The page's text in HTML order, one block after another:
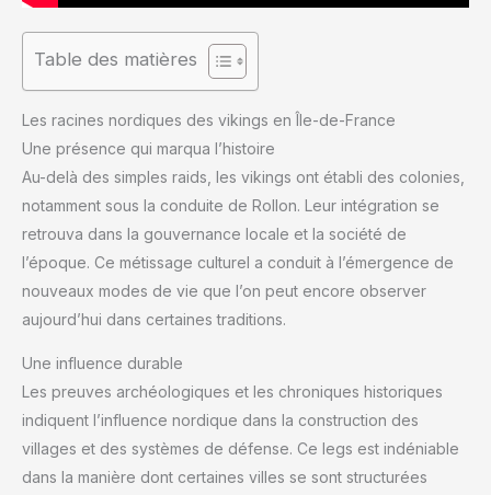
Table des matières
Les racines nordiques des vikings en Île-de-France
Une présence qui marqua l’histoire
Au-delà des simples raids, les vikings ont établi des colonies,
notamment sous la conduite de Rollon. Leur intégration se
retrouva dans la gouvernance locale et la société de
l’époque. Ce métissage culturel a conduit à l’émergence de
nouveaux modes de vie que l’on peut encore observer
aujourd’hui dans certaines traditions.
Une influence durable
Les preuves archéologiques et les chroniques historiques
indiquent l’influence nordique dans la construction des
villages et des systèmes de défense. Ce legs est indéniable
dans la manière dont certaines villes se sont structurées